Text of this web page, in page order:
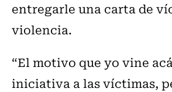
entregarle una carta de
violencia.
“El motivo que yo vine
iniciativa a las víctimas,